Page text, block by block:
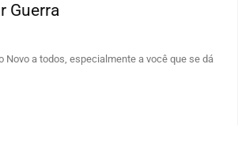
Guerra
Novo a todos, especialmente a você que se dá